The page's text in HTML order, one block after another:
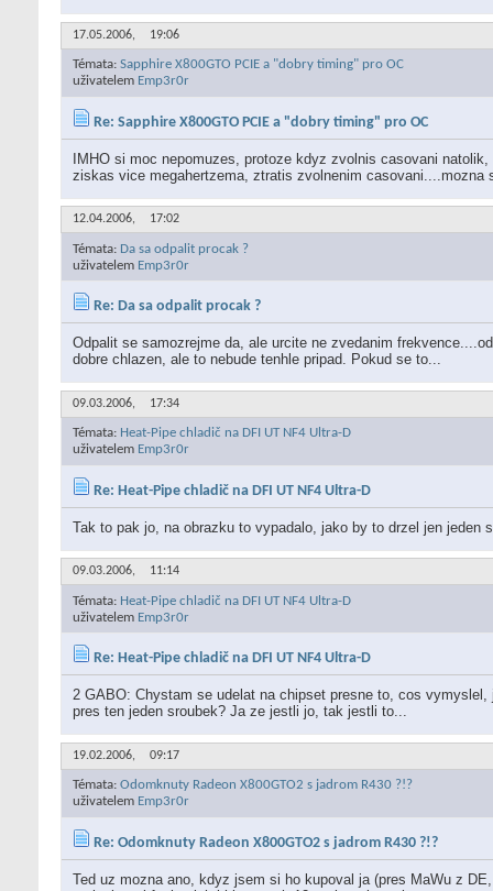
17.05.2006, 19:06
Témata: Sapphire X800GTO PCIE a "dobry timing" pro OC
uživatelem Emp3r0r
Re: Sapphire X800GTO PCIE a "dobry timing" pro OC
IMHO si moc nepomuzes, protoze kdyz zvolnis casovani
ziskas vice megahertzema, ztratis zvolnenim casovani....mozna
12.04.2006, 17:02
Témata: Da sa odpalit procak ?
uživatelem Emp3r0r
Re: Da sa odpalit procak ?
Odpalit se samozrejme da, ale urcite ne zvedanim
dobre chlazen, ale to nebude tenhle pripad. Pokud se to...
09.03.2006, 17:34
Témata: Heat-Pipe chladič na DFI UT NF4 Ultra-D
uživatelem Emp3r0r
Re: Heat-Pipe chladič na DFI UT NF4 Ultra-D
Tak to pak jo, na obrazku to vypadalo, jako by to drzel jen jeden
09.03.2006, 11:14
Témata: Heat-Pipe chladič na DFI UT NF4 Ultra-D
uživatelem Emp3r0r
Re: Heat-Pipe chladič na DFI UT NF4 Ultra-D
2 GABO: Chystam se udelat na chipset presne to, cos
pres ten jeden sroubek? Ja ze jestli jo, tak jestli to...
19.02.2006, 09:17
Témata: Odomknuty Radeon X800GTO2 s jadrom R430 ?!?
uživatelem Emp3r0r
Re: Odomknuty Radeon X800GTO2 s jadrom R430 ?!?
Ted uz mozna ano, kdyz jsem si ho kupoval ja (pres MaWu z